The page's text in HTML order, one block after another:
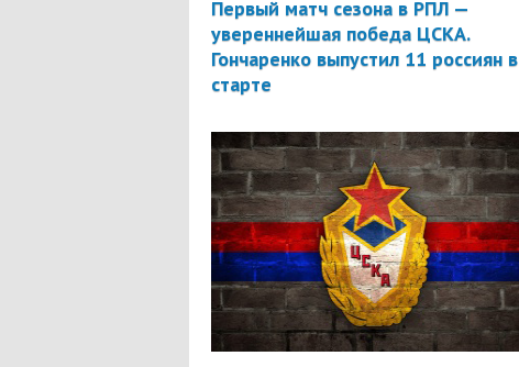
Первый матч сезона в РПЛ —
увереннейшая победа ЦСКА.
Гончаренко выпустил 11 россиян в
старте